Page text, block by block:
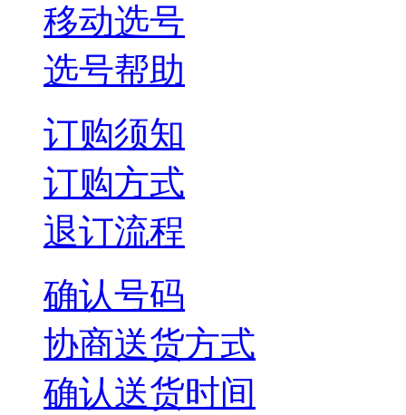
移动选号
选号帮助
订购须知
订购方式
退订流程
确认号码
协商送货方式
确认送货时间